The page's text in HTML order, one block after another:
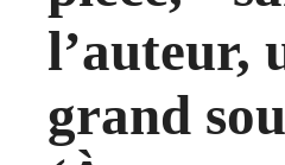
l’auteur,
grand